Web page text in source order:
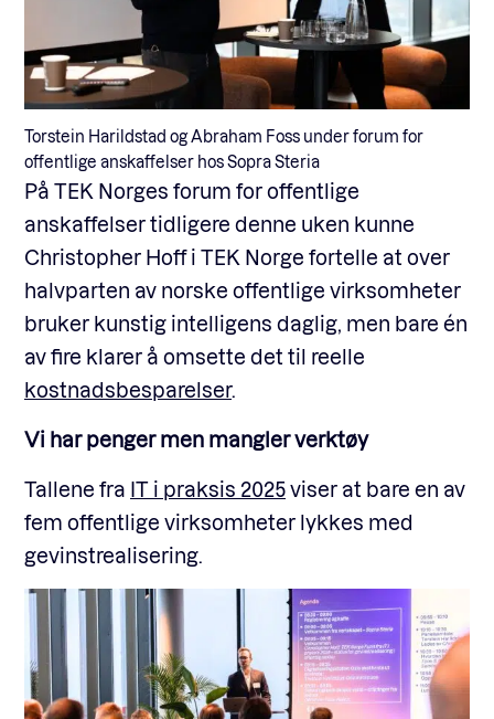
Torstein Harildstad og Abraham Foss under forum for
offentlige anskaffelser hos Sopra Steria
På TEK Norges forum for offentlige
anskaffelser tidligere denne uken kunne
Christopher Hoff i TEK Norge fortelle at over
halvparten av norske offentlige virksomheter
bruker kunstig intelligens daglig, men bare én
av fire klarer å omsette det til reelle
kostnadsbesparelser.
Vi har penger men mangler verktøy
Tallene fra IT i praksis 2025viser at bare en av
fem offentlige virksomheter lykkes med
gevinstrealisering.